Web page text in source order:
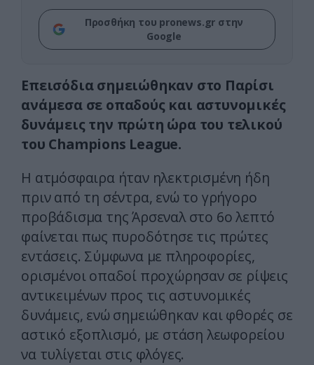
Προσθήκη του pronews.gr στην
Google
Επεισόδια σημειώθηκαν στο Παρίσι
ανάμεσα σε οπαδούς και αστυνομικές
δυνάμεις την πρώτη ώρα του τελικού
του Champions League.
Η ατμόσφαιρα ήταν ηλεκτρισμένη ήδη
πριν από τη σέντρα, ενώ το γρήγορο
προβάδισμα της Άρσεναλ στο 6ο λεπτό
φαίνεται πως πυροδότησε τις πρώτες
εντάσεις. Σύμφωνα με πληροφορίες,
ορισμένοι οπαδοί προχώρησαν σε ρίψεις
αντικειμένων προς τις αστυνομικές
δυνάμεις, ενώ σημειώθηκαν και φθορές σε
αστικό εξοπλισμό, με στάση λεωφορείου
να τυλίγεται στις φλόγες.